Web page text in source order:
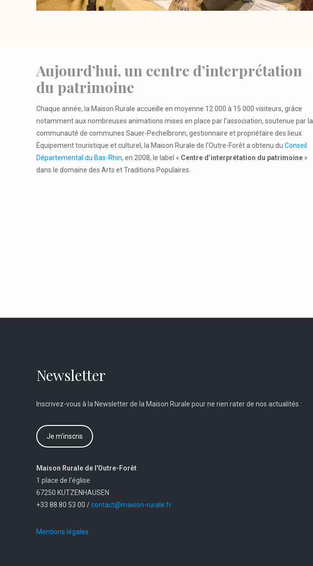
Aujourd’hui, un centre d’interprétation
du patrimoine
Chaque année, la Maison Rurale accueille en moyenne 12 000 à 15 000 visiteurs, grâce
notamment aux nombreusesanimations mises en place par l’association, soutenue par la
communauté de communes Sauer-Pechelbronn, gestionnaire et propriétaire des lieux.
Équipement touristique et culturel, la Maison Rurale de l’Outre-Forêt a obtenu duConseil
Départemental du Bas-Rhin, en 2008, le label « Centre d’interprétation du patrimoine »
dans le domaine des Arts et Traditions Populaires.
Newsletter
Inscrivez-vous à la Newsletter de la Maison Rurale pour ne rien rater de nos actualités :
Je m'inscris
Maison Rurale de l'Outre-Forêt
1 place de l'église
67250 KUTZENHAUSEN
+33 88 80 53 00 /contact@maison-rurale.fr
Mentions légales